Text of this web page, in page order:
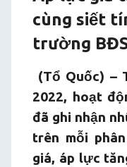
thị
trường
BĐS
chậm
lại
cùng siết
trường
(Tổ Quốc) –
2022, hoạt
đã ghi nhận
trên mỗi
giá, áp lực